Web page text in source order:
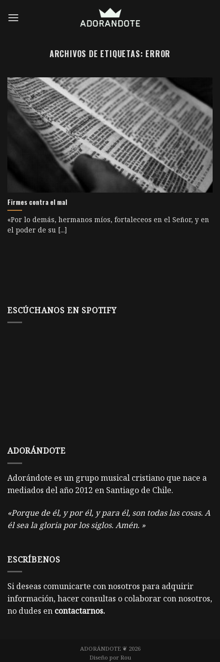
ARCHIVOS DE ETIQUETAS: ERROR
Firmes contra el mal
«Por lo demás, hermanos míos, fortaleceos en el Señor, y en
el poder de su [...]
ESCÚCHANOS EN SPOTIFY
ADORÁNDOTE
Adorándote es un grupo musical cristiano que nace a
mediados del año 2012 en Santiago de Chile.
«Porque de él, y por él, y para él, son todas las cosas. A
él sea la gloria por los siglos. Amén. »
ESCRÍBENOS
Si deseas comunicarte con nosotros para adquirir
información, hacer consultas o colaborar con nosotros,
no dudes en contactarnos.
ADORÁNDOTE ❦ 2026
Diseño por Rou